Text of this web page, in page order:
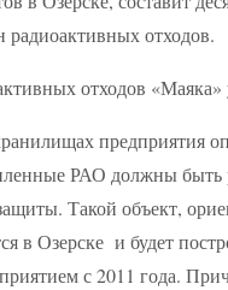
радиоактивных отходов.
предприятия
РАО должны
Такой объект,
в Озерске и будет
с 2011 года.